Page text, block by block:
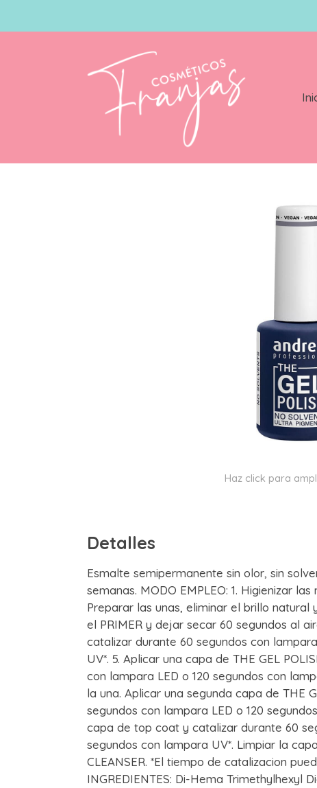
Andreia Professional The Gel
Haz click para
Detalles
Esmalte semipermanente sin olor, sin
semanas. MODO EMPLEO: 1. Higienizar
Preparar las unas, eliminar el brillo natural
el PRIMER y dejar secar 60 segundos al
catalizar durante 60 segundos con
UV*. 5. Aplicar una capa de THE GEL
con lampara LED o 120 segundos con
la una. Aplicar una segunda capa de THE
segundos con lampara LED o 120
capa de top coat y catalizar durante 60
segundos con lampara UV*. Limpiar la
CLEANSER. *El tiempo de catalizacion
INGREDIENTES: Di-Hema Trimethylhexyl